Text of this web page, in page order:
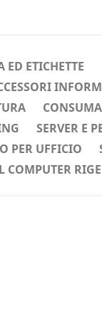
ED ETICHETTE
SERVER E
PER UFFICIO
COMPUTER